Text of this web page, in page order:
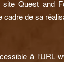
Quest and
cadre de sa
à l’URL